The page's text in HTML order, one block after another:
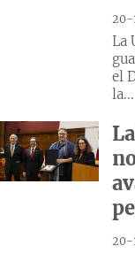
20-
La
el
la...
20-